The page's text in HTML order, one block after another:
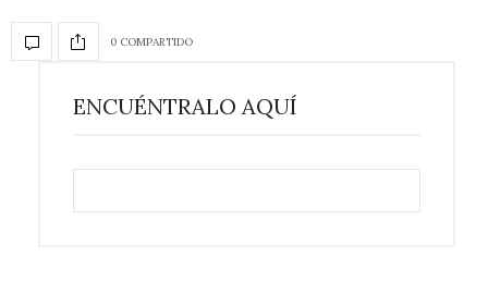
0 COMPARTIDO
ENCUÉNTRALO AQUÍ